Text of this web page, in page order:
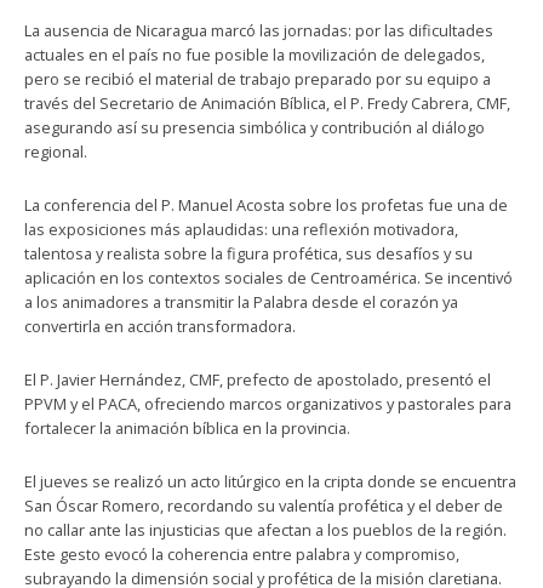
La ausencia de Nicaragua marcó las jornadas: por las dificultades
actuales en el país no fue posible la movilización de delegados,
pero se recibió el material de trabajo preparado por su equipo a
través del Secretario de Animación Bíblica, el P. Fredy Cabrera, CMF,
asegurando así su presencia simbólica y contribución al diálogo
regional.
La conferencia del P. Manuel Acosta sobre los profetas fue una de
las exposiciones más aplaudidas: una reflexión motivadora,
talentosa y realista sobre la figura profética, sus desafíos y su
aplicación en los contextos sociales de Centroamérica. Se incentivó
a los animadores a transmitir la Palabra desde el corazón ya
convertirla en acción transformadora.
El P. Javier Hernández, CMF, prefecto de apostolado, presentó el
PPVM y el PACA, ofreciendo marcos organizativos y pastorales para
fortalecer la animación bíblica en la provincia.
El jueves se realizó un acto litúrgico en la cripta donde se encuentra
San Óscar Romero, recordando su valentía profética y el deber de
no callar ante las injusticias que afectan a los pueblos de la región.
Este gesto evocó la coherencia entre palabra y compromiso,
subrayando la dimensión social y profética de la misión claretiana.